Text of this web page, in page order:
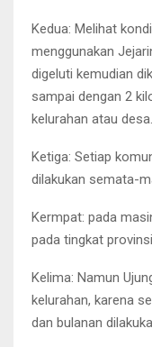
Kedua: Melihat
menggunakan
digeluti kemudian
sampai dengan 2
kelurahan atau desa.
Ketiga: Setiap
dilakukan semata-
Kermpat: pada
pada tingkat
Kelima: Namun
kelurahan, karena
dan bulanan